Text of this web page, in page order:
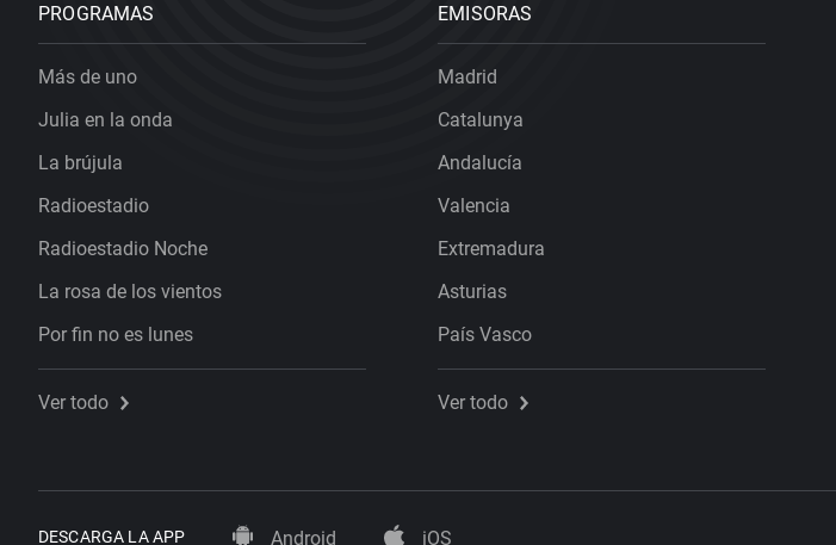
PROGRAMAS
Más de uno
Julia en la onda
La brújula
Radioestadio
Radioestadio Noche
La rosa de los vientos
Por fin no es lunes
Ver todo
EMISORAS
Madrid
Catalunya
Andalucía
Valencia
Extremadura
Asturias
País Vasco
Ver todo
DESCARGA LA APP Android iOS